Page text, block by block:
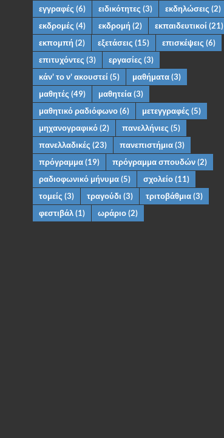
εγγραφές (6) ειδικότητες (3) εκδηλώσεις (2)
εκδρομές (4) εκδρομή(2) εκπαιδευτικοί (21)
εκπομπή(2) εξετάσεις (15) επισκέψεις (6)
επιτυχόντες (3) εργασίες (3)
κάν' το ν' ακουστεί (5) μαθήματα(3)
μαθητές (49) μαθητεία(3)
μαθητικό ραδιόφωνο(6) μετεγγραφές (5)
μηχανογραφικό(2) πανελλήνιες (5)
πανελλαδικές (23) πανεπιστήμια(3)
πρόγραμμα(19) πρόγραμμα σπουδών(2)
ραδιοφωνικό μήνυμα(5) σχολείο(11)
τομείς (3) τραγούδι (3) τριτοβάθμια(3)
φεστιβάλ(1) ωράριο(2)